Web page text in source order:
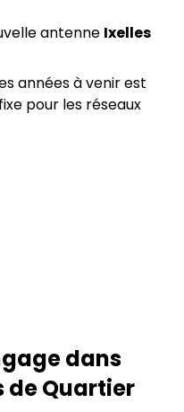
antenne Ixelles
années à venir est
pour les réseaux
dans
de Quartier